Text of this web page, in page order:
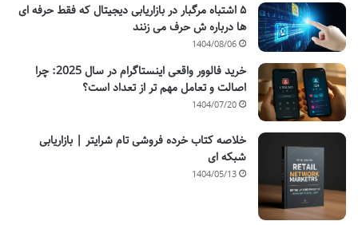
۵ اشتباه مرگبار در بازاریابی دیجیتال که فقط حرفه ای
ها درباره ش حرف می زنند
1404/08/06
خرید فالوور واقعی اینستاگرام در سال 2025: چرا
اصالت و تعامل مهم تر از تعداد است؟
1404/07/20
خلاصه کتاب خرده فروشی تام شرایتر | بازاریابی
شبکه ای
1404/05/13